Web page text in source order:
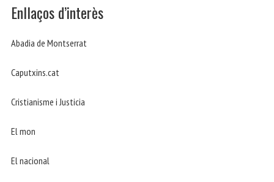
Enllaços d’interès
Abadia de Montserrat
Caputxins.cat
Cristianisme i Justicia
El mon
El nacional